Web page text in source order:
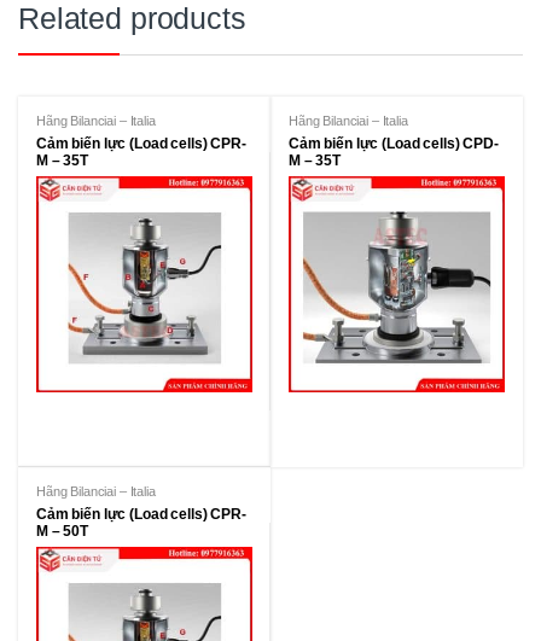
Related products
Hãng Bilanciai – Italia
Cảm biến lực (Load cells) CPR-
M – 35T
Hãng Bilanciai – Italia
Cảm biến lực (Load cells) CPD-
M – 35T
Hãng Bilanciai – Italia
Cảm biến lực (Load cells) CPR-
M – 50T